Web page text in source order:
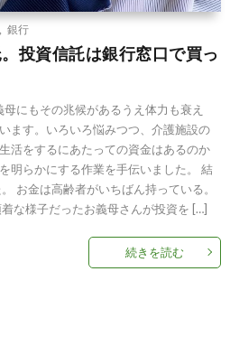
銀行
投資信託は銀行窓口で買っ
にもその兆候があるうえ体力も衰え
ます。いろいろ悩みつつ、介護施設の
活をするにあたっての資金はあるのか
明らかにする作業を手伝いました。 結
お金は高齢者がいちばん持っている。
な様子だったお義母さんが投資を […]
続きを読む